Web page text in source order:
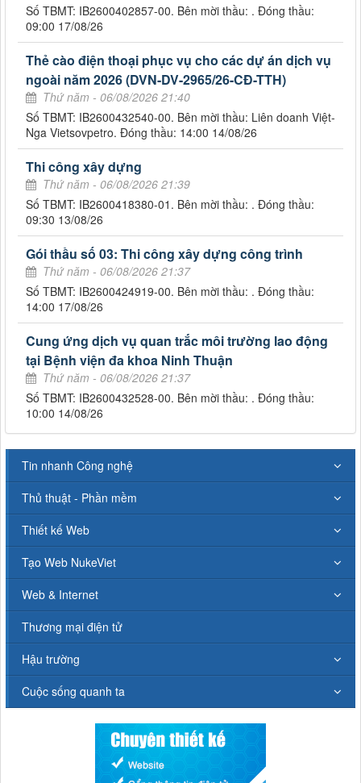
Số TBMT: IB2600402857-00. Bên mời thầu: . Đóng thầu:
09:00 17/08/26
Thẻ cào điện thoại phục vụ cho các dự án dịch vụ
ngoài năm 2026 (DVN-DV-2965/26-CĐ-TTH)
Thứ năm - 06/08/2026 21:40
Số TBMT: IB2600432540-00. Bên mời thầu: Liên doanh Việt-
Nga Vietsovpetro. Đóng thầu: 14:00 14/08/26
Thi công xây dựng
Thứ năm - 06/08/2026 21:39
Số TBMT: IB2600418380-01. Bên mời thầu: . Đóng thầu:
09:30 13/08/26
Gói thầu số 03: Thi công xây dựng công trình
Thứ năm - 06/08/2026 21:37
Số TBMT: IB2600424919-00. Bên mời thầu: . Đóng thầu:
14:00 17/08/26
Cung ứng dịch vụ quan trắc môi trường lao động
tại Bệnh viện đa khoa Ninh Thuận
Thứ năm - 06/08/2026 21:37
Số TBMT: IB2600432528-00. Bên mời thầu: . Đóng thầu:
10:00 14/08/26
Tin nhanh Công nghệ
Thủ thuật - Phần mềm
Thiết kế Web
Tạo Web NukeViet
Web & Internet
Thương mại điện tử
Hậu trường
Cuộc sống quanh ta